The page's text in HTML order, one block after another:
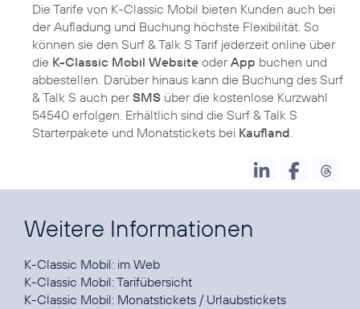
Die Tarife von K-Classic Mobil bieten Kunden auch bei
der Aufladung und Buchung höchste Flexibilität. So
können sie den Surf & Talk S Tarif jederzeit online über
die K-Classic Mobil Website oderApp buchen und
abbestellen. Darüber hinaus kann die Buchung des Surf
& Talk S auch perSMS über die kostenlose Kurzwahl
54540 erfolgen. Erhältlich sind die Surf & Talk S
Starterpakete und Monatstickets bei Kaufland.
Weitere Informationen
K-Classic Mobil: im Web
K-Classic Mobil:Tarifübersicht
K-Classic Mobil: Monatstickets / Urlaubstickets